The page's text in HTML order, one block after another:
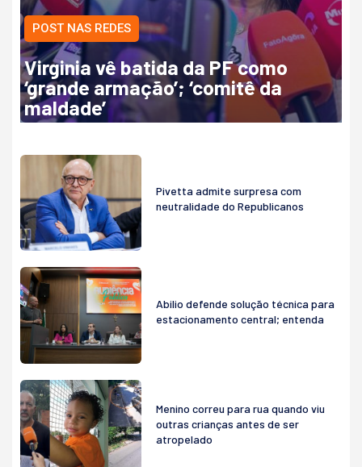
POST NAS REDES
Virginia vê batida da PF como
‘grande armação’; ‘comitê da
maldade’
Pivetta admite surpresa com
neutralidade do Republicanos
Abilio defende solução técnica para
estacionamento central; entenda
Menino correu para rua quando viu
outras crianças antes de ser
atropelado